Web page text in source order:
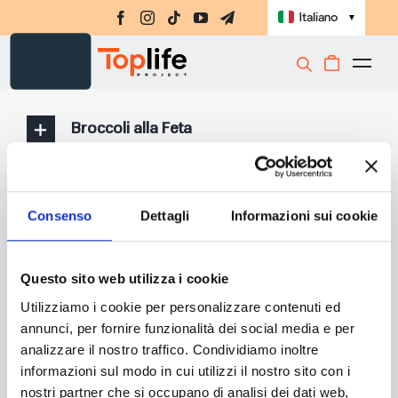
Consenso Dettagli Informazioni sui cookie
Questo sito web utilizza i cookie
Utilizziamo i cookie per personalizzare contenuti ed
annunci, per fornire funzionalità dei social media e per
analizzare il nostro traffico. Condividiamo inoltre
informazioni sul modo in cui utilizzi il nostro sito con i
nostri partner che si occupano di analisi dei dati web,
al
Italiano ▼
Amino-MAP
Challenge
Masterclass
Libri
Shop
Broccoli alla Feta
Yogurt greco ai frutti di bosco
Sformato di porri e peperoni
Ossobuchi di vitello
Mousse al cioccolato
Lasagne di Rapa